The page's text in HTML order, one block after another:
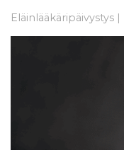
Eläinlääkäripäivystys